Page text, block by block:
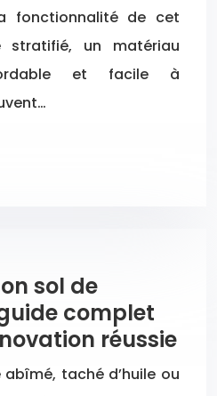
fonctionnalité de cet
stratifié, un matériau
et facile à
sol de
complet
réussie
taché d’huile ou